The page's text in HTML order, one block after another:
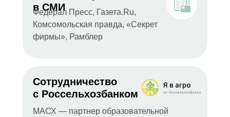
в СМИ
Федерал Пресс, Газета.Ru,
Комсомольская правда, «Секрет
фирмы», Рамблер
Сотрудничество
с Россельхозбанком
МАСХ — партнер образовательной